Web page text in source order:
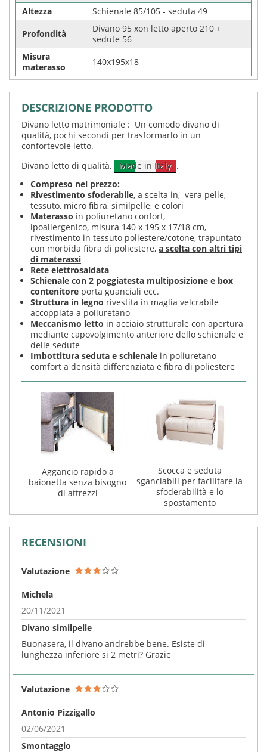
Altezza
Schienale 85/105 - seduta 49
Profondità
Divano 95 xon letto aperto 210 +
sedute 56
Misura
materasso
140x195x18
DESCRIZIONE PRODOTTO
Divano letto matrimoniale : Un comodo divano di
qualità, pochi secondi per trasformarlo in un
confortevole letto.
Divano letto di qualità,
Made in Italy .
Compreso nel prezzo:
Rivestimento sfoderabile, a scelta in, vera pelle,
tessuto, micro fibra, similpelle, e colori
Materasso in poliuretano confort,
ipoallergenico, misura 140 x 195 x 17/18 cm,
rivestimento in tessuto poliestere/cotone, trapuntato
con morbida fibra di poliestere, a scelta con altri tipi
di materassi
Rete elettrosaldata
Schienale con 2 poggiatesta multiposizione e box
contenitore porta guanciali ecc.
Struttura in legno rivestita in maglia velcrabile
accoppiata a poliuretano
Meccanismo letto in acciaio strutturale con apertura
mediante capovolgimento anteriore dello schienale e
delle sedute
Imbottitura seduta e schienale in poliuretano
comfort a densità differenziata e fibra di poliestere
Aggancio rapido a
baionetta senza bisogno
di attrezzi
Scocca e seduta
sganciabili per facilitare la
sfoderabilità e lo
spostamento
RECENSIONI
Valutazione
Michela
20/11/2021
Divano similpelle
Buonasera, il divano andrebbe bene. Esiste di
lunghezza inferiore si 2 metri? Grazie
Valutazione
Antonio Pizzigallo
02/06/2021
Smontaggio